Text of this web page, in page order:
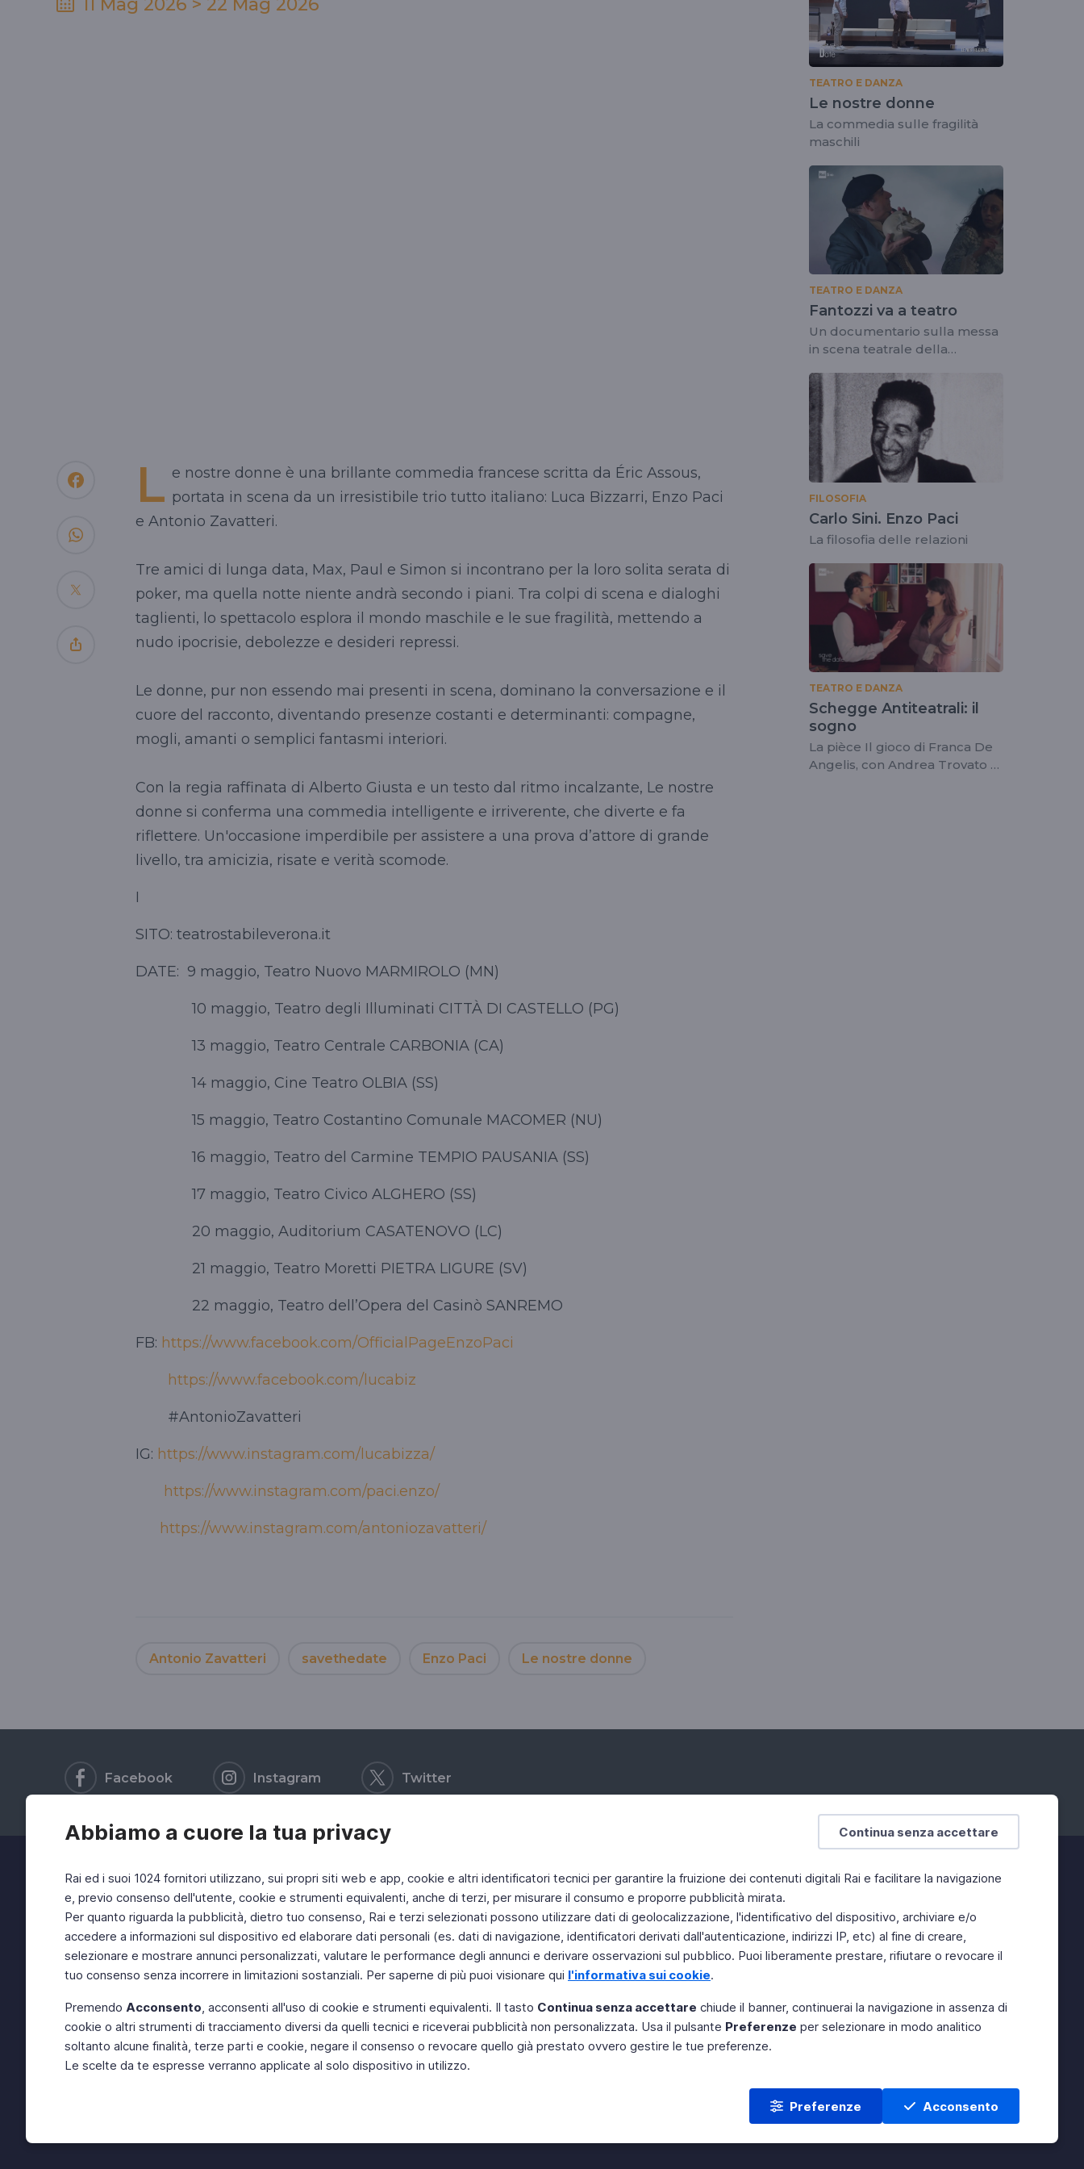
Continua senza accettare
Abbiamo a cuore la tua privacy
Rai ed i suoi 1024 fornitori utilizzano, sui propri siti web e app, cookie e altri identificatori tecnici per garantire la fruizione dei contenuti digitali Rai e facilitare la navigazione
e, previo consenso dell'utente, cookie e strumenti equivalenti, anche di terzi, per misurare il consumo e proporre pubblicità mirata.
Per quanto riguarda la pubblicità, dietro tuo consenso, Rai e terzi selezionati possono utilizzare dati di geolocalizzazione, l'identificativo del dispositivo, archiviare e/o
accedere a informazioni sul dispositivo ed elaborare dati personali (es. dati di navigazione, identificatori derivati dall'autenticazione, indirizzi IP, etc) al fine di creare,
selezionare e mostrare annunci personalizzati, valutare le performance degli annunci e derivare osservazioni sul pubblico. Puoi liberamente prestare, rifiutare o revocare il
tuo consenso senza incorrere in limitazioni sostanziali. Per saperne di più puoi visionare qui l'informativa sui cookie.
Premendo Acconsento, acconsenti all'uso di cookie e strumenti equivalenti. Il tasto Continua senza accettare chiude il banner, continuerai la navigazione in assenza di
cookie o altri strumenti di tracciamento diversi da quelli tecnici e riceverai pubblicità non personalizzata. Usa il pulsante Preferenze per selezionare in modo analitico
soltanto alcune finalità, terze parti e cookie, negare il consenso o revocare quello già prestato ovvero gestire le tue preferenze.
Le scelte da te espresse verranno applicate al solo dispositivo in utilizzo.
Preferenze Acconsento
11 Mag 2026 > 22 Mag 2026
L e nostre donne è una brillante commedia francese scritta da Éric Assous,
portata in scena da un irresistibile trio tutto italiano: Luca Bizzarri, Enzo Paci
e Antonio Zavatteri.
Tre amici di lunga data, Max, Paul e Simon si incontrano per la loro solita serata di
poker, ma quella notte niente andrà secondo i piani. Tra colpi di scena e dialoghi
taglienti, lo spettacolo esplora il mondo maschile e le sue fragilità, mettendo a
nudo ipocrisie, debolezze e desideri repressi.
Le donne, pur non essendo mai presenti in scena, dominano la conversazione e il
cuore del racconto, diventando presenze costanti e determinanti: compagne,
mogli, amanti o semplici fantasmi interiori.
Con la regia raffinata di Alberto Giusta e un testo dal ritmo incalzante, Le nostre
donne si conferma una commedia intelligente e irriverente, che diverte e fa
riflettere. Un'occasione imperdibile per assistere a una prova d’attore di grande
livello, tra amicizia, risate e verità scomode.
I
SITO: teatrostabileverona.it
DATE: 9 maggio, Teatro Nuovo MARMIROLO (MN)
10 maggio, Teatro degli Illuminati CITTÀ DI CASTELLO (PG)
13 maggio, Teatro Centrale CARBONIA (CA)
14 maggio, Cine Teatro OLBIA (SS)
15 maggio, Teatro Costantino Comunale MACOMER (NU)
16 maggio, Teatro del Carmine TEMPIO PAUSANIA (SS)
17 maggio, Teatro Civico ALGHERO (SS)
20 maggio, Auditorium CASATENOVO (LC)
21 maggio, Teatro Moretti PIETRA LIGURE (SV)
22 maggio, Teatro dell’Opera del Casinò SANREMO
FB: https://www.facebook.com/OfficialPageEnzoPaci
https://www.facebook.com/lucabiz
#AntonioZavatteri
IG: https://www.instagram.com/lucabizza/
https://www.instagram.com/paci.enzo/
https://www.instagram.com/antoniozavatteri/
Antonio Zavatteri savethedate Enzo Paci Le nostre donne
TEATRO E DANZA
Le nostre donne
La commedia sulle fragilità
maschili
TEATRO E DANZA
Fantozzi va a teatro
Un documentario sulla messa
in scena teatrale della
Fantozzi
FILOSOFIA
Carlo Sini. Enzo Paci
La filosofia delle relazioni
TEATRO E DANZA
Schegge Antiteatrali: il
sogno
La pièce Il gioco di Franca De
Angelis, con Andrea Trovato e
Facebook Instagram Twitter